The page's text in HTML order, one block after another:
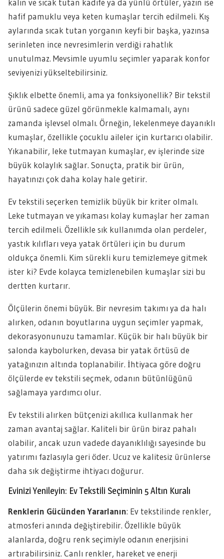
kalın ve sıcak tutan kadife ya da yünlü örtüler, yazın ise
hafif pamuklu veya keten kumaşlar tercih edilmeli. Kış
aylarında sıcak tutan yorganın keyfi bir başka, yazınsa
serinleten ince nevresimlerin verdiği rahatlık
unutulmaz. Mevsimle uyumlu seçimler yaparak konfor
seviyenizi yükseltebilirsiniz.
Şıklık elbette önemli, ama ya fonksiyonellik? Bir tekstil
ürünü sadece güzel görünmekle kalmamalı, aynı
zamanda işlevsel olmalı. Örneğin, lekelenmeye dayanıklı
kumaşlar, özellikle çocuklu aileler için kurtarıcı olabilir.
Yıkanabilir, leke tutmayan kumaşlar, ev işlerinde size
büyük kolaylık sağlar. Sonuçta, pratik bir ürün,
hayatınızı çok daha kolay hale getirir.
Ev tekstili seçerken temizlik büyük bir kriter olmalı.
Leke tutmayan ve yıkaması kolay kumaşlar her zaman
tercih edilmeli. Özellikle sık kullanımda olan perdeler,
yastık kılıfları veya yatak örtüleri için bu durum
oldukça önemli. Kim sürekli kuru temizlemeye gitmek
ister ki? Evde kolayca temizlenebilen kumaşlar sizi bu
dertten kurtarır.
Ölçülerin önemi büyük. Bir nevresim takımı ya da halı
alırken, odanın boyutlarına uygun seçimler yapmak,
dekorasyonunuzu tamamlar. Küçük bir halı büyük bir
salonda kaybolurken, devasa bir yatak örtüsü de
yatağınızın altında toplanabilir. İhtiyaca göre doğru
ölçülerde ev tekstili seçmek, odanın bütünlüğünü
sağlamaya yardımcı olur.
Ev tekstili alırken bütçenizi akıllıca kullanmak her
zaman avantaj sağlar. Kaliteli bir ürün biraz pahalı
olabilir, ancak uzun vadede dayanıklılığı sayesinde bu
yatırımı fazlasıyla geri öder. Ucuz ve kalitesiz ürünlerse
daha sık değiştirme ihtiyacı doğurur.
Evinizi Yenileyin: Ev Tekstili Seçiminin 5 Altın Kuralı
Renklerin Gücünden Yararlanın: Ev tekstilinde renkler,
atmosferi anında değiştirebilir. Özellikle büyük
alanlarda, doğru renk seçimiyle odanın enerjisini
artırabilirsiniz. Canlı renkler, hareket ve enerji